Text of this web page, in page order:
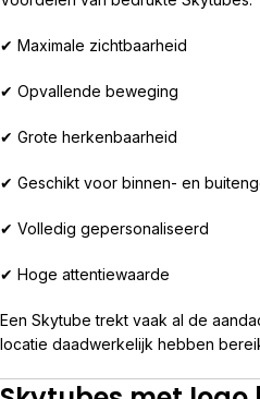
✔ Maximale zichtbaarheid
✔ Opvallende beweging
✔ Grote herkenbaarheid
✔ Geschikt voor binnen- en
✔ Volledig gepersonaliseerd
✔ Hoge attentiewaarde
Een Skytube trekt vaak al de
locatie daadwerkelijk hebben